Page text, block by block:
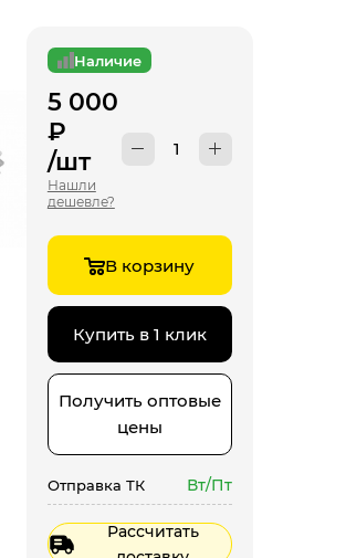
Наличие
5 000
₽
/шт
Нашли
дешевле?
В корзину
Купить в 1 клик
Получить оптовые
цены
Отправка ТК Вт/Пт
Рассчитать